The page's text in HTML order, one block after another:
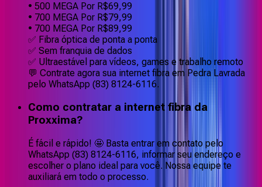
• 500 MEGA Por R$69,99
• 700 MEGA Por R$79,99
• 700 MEGA Por R$89,99
✅ Fibra óptica de ponta a ponta
✅ Sem franquia de dados
✅ Ultraestável para vídeos, games e trabalho remoto
💬 Contrate agora sua internet fibra em Pedra Lavrada
pelo WhatsApp (83) 8124-6116.
Como contratar a internet fibra da
Proxxima?
É fácil e rápido! 🤩 Basta entrar em contato pelo
WhatsApp (83) 8124-6116, informar seu endereço e
escolher o plano ideal para você. Nossa equipe te
auxiliará em todo o processo.